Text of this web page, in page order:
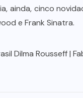
ainda, cinco
e Frank Sinatra.
alimentação em
6 DE AGOSTO DE 2026